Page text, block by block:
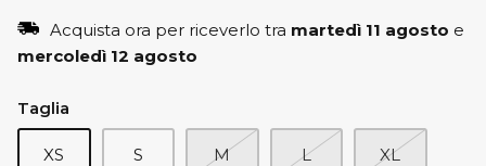
Acquista ora per riceverlo tra martedì 11 agosto e
mercoledì 12 agosto
Taglia
XS S M L XL